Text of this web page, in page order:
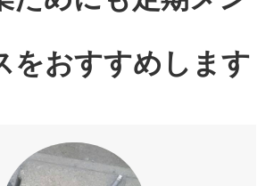
をおすすめします